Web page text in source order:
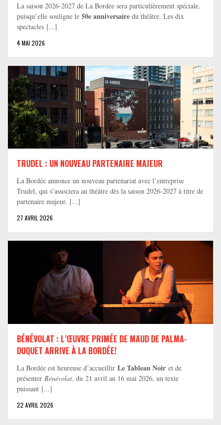
La saison 2026-2027 de La Bordée sera particulièrement spéciale,
puisqu’elle souligne le 50e anniversaire du théâtre. Les dix
spectacles [...]
4 MAI 2026
TRUDEL : UN NOUVEAU PARTENAIRE MAJEUR
La Bordée annonce un nouveau partenariat avec l’entreprise
Trudel, qui s’associera au théâtre dès la saison 2026-2027 à titre de
partenaire majeur. [...]
27 AVRIL 2026
BÉNÉVOLAT : L’ŒUVRE PRIMÉE DE MAUD DE PALMA-
DUQUET ARRIVE À LA BORDÉE!
La Bordée est heureuse d’accueillir Le Tableau Noir et de
présenter Bénévolat, du 21 avril au 16 mai 2026, un texte
puissant [...]
22 AVRIL 2026